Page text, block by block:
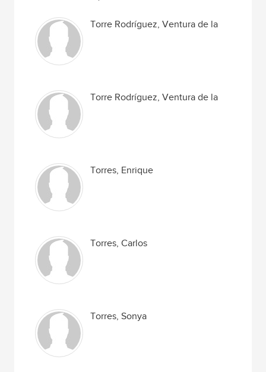
Torre Rodríguez, Ventura de la
Torre Rodríguez, Ventura de la
Torres, Enrique
Torres, Carlos
Torres, Sonya